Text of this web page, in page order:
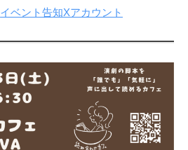
イベント告知Xアカウント